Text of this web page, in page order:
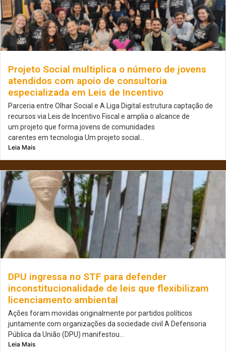
Projeto Social multiplica o número de jovens
atendidos com apoio de consultoria
especializada em Leis de Incentivo
Parceria entre Olhar Social e A Liga Digital estrutura captação de
recursos via Leis de Incentivo Fiscal e amplia o alcance de
um projeto que forma jovens de comunidades
carentes em tecnologia Um projeto social...
Leia Mais
DPU ingressa no STF para defender
inconstitucionalidade de leis que flexibilizam
licenciamento ambiental
Ações foram movidas originalmente por partidos políticos
juntamente com organizações da sociedade civil A Defensoria
Pública da União (DPU) manifestou...
Leia Mais